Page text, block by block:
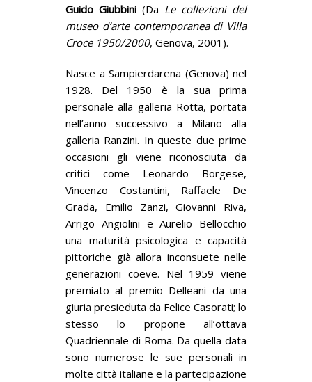
Guido Giubbini (Da Le collezioni del
museo d’arte contemporanea di Villa
Croce 1950/2000, Genova, 2001).
Nasce a Sampierdarena (Genova) nel
1928. Del 1950 è la sua prima
personale alla galleria Rotta, portata
nell’anno successivo a Milano alla
galleria Ranzini. In queste due prime
occasioni gli viene riconosciuta da
critici come Leonardo Borgese,
Vincenzo Costantini, Raffaele De
Grada, Emilio Zanzi, Giovanni Riva,
Arrigo Angiolini e Aurelio Bellocchio
una maturità psicologica e capacità
pittoriche già allora inconsuete nelle
generazioni coeve. Nel 1959 viene
premiato al premio Delleani da una
giuria presieduta da Felice Casorati; lo
stesso lo propone all’ottava
Quadriennale di Roma. Da quella data
sono numerose le sue personali in
molte città italiane e la partecipazione